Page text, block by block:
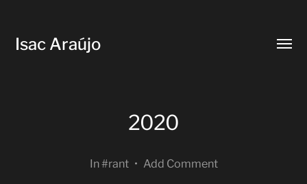
Isac Araújo
2020
In#rant • Add Comment